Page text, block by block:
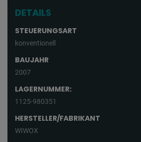
DETAILS
STEUERUNGSART
konventionell
BAUJAHR
2007
LAGERNUMMER:
1125-980351
HERSTELLER/FABRIKANT
WIWOX